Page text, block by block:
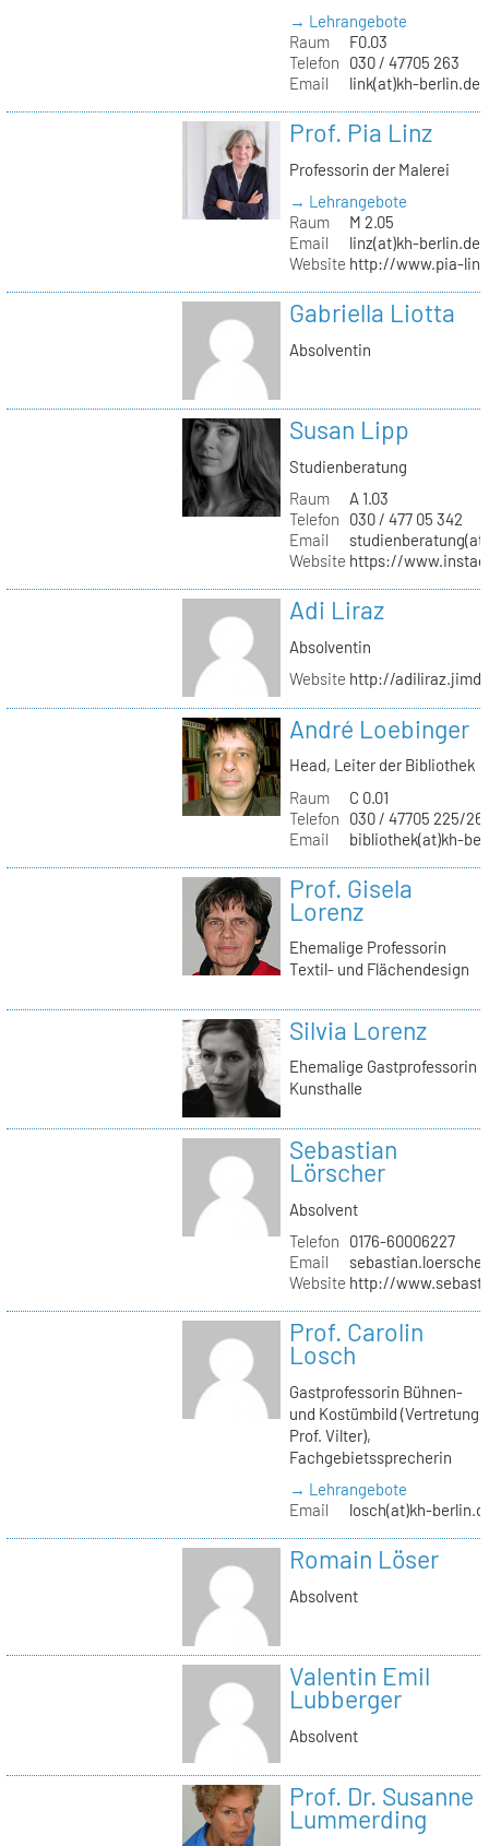
→ Lehrangebote
Raum
F0.03
Telefon
030 / 47705 263
Email
link(at)kh-berlin.de
Prof. Pia Linz
Professorin der Malerei
→ Lehrangebote
Raum
M 2.05
Email
linz(at)kh-berlin.de
Website http://www.pia-
Gabriella Liotta
Absolventin
Susan Lipp
Studienberatung
Raum
A 1.03
Telefon
030 / 477 05 342
Email
Website https://
Adi Liraz
Absolventin
Website http://
André Loebinger
Head, Leiter der Bibliothek
Raum
C 0.01
Telefon
030 / 47705 225/
Email
bibliothek(at)kh-
Prof. Gisela
Lorenz
Ehemalige Professorin
Textil- und Flächendesign
Silvia Lorenz
Ehemalige Gastprofessorin
Kunsthalle
Sebastian
Lörscher
Absolvent
Telefon
0176-60006227
Email
Website http://
Prof. Carolin
Losch
Gastprofessorin Bühnen-
und Kostümbild (Vertretung
Prof. Vilter),
Fachgebietssprecherin
→ Lehrangebote
Email
losch(at)kh-
Romain Löser
Absolvent
Valentin Emil
Lubberger
Absolvent
Prof. Dr. Susanne
Lummerding